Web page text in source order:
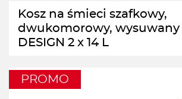
Kosz na śmieci szafkowy,
dwukomorowy, wysuwany
DESIGN 2 x 14 L
PROMO